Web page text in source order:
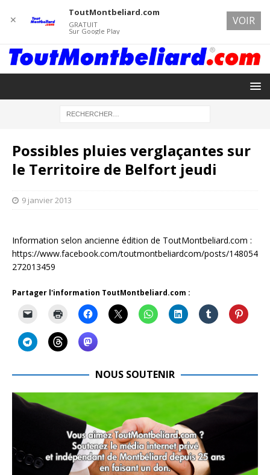
Possibles pluies verglaçantes sur
le Territoire de Belfort jeudi
9 janvier 2013
Information selon ancienne édition de ToutMontbeliard.com :
https://www.facebook.com/toutmontbeliardcom/posts/148054
272013459
Partager l'information ToutMontbeliard.com :
NOUS SOUTENIR
✕
ToutMontbeliard.com
GRATUIT
Sur Google Play
VOIR